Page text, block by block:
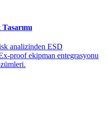
analizinden ESD
proof ekipman entegrasyonu